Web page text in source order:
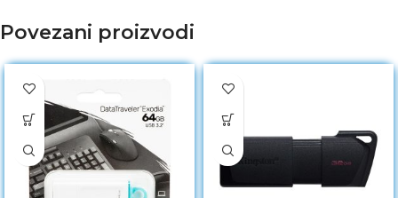
Povezani proizvodi